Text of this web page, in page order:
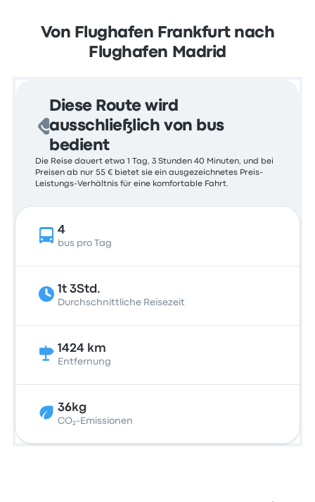
Von Flughafen Frankfurt nach
Flughafen Madrid
Diese Route wird
ausschließlich von bus
bedient
Die Reise dauert etwa 1 Tag, 3 Stunden 40 Minuten, und bei
Preisen ab nur 55 € bietet sie ein ausgezeichnetes Preis-
Leistungs-Verhältnis für eine komfortable Fahrt.
4
bus pro Tag
1t 3Std.
Durchschnittliche Reisezeit
1424 km
Entfernung
36kg
CO₂-Emissionen